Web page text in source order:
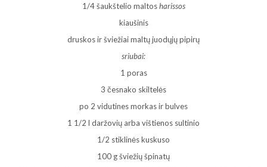
1/4 šaukštelio maltosharissos
kiaušinis
druskos ir šviežiai maltų juodųjų pipirų
sriubai:
1 poras
3 česnako skiltelės
po 2 vidutines morkas ir bulves
1 1/2 l daržovių arba vištienos sultinio
1/2 stiklinės kuskuso
100 g šviežių špinatų